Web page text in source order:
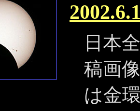
日本
稿画
は金